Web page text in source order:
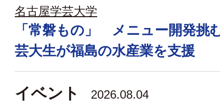
名古屋学芸大学
「常磐もの」 メニュー開発
芸大生が福島の水産業を支援
イベント
2026.08.04